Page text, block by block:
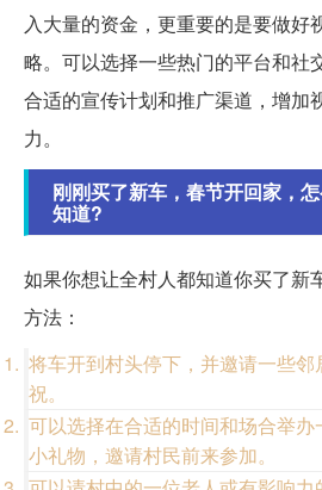
入大量的资金，更重要的是要做好
略。可以选择一些热门的平台和社
合适的宣传计划和推广渠道，增加
力。
刚刚买了新车，春节开回家，
知道?
如果你想让全村人都知道你买了新
方法：
将车开到村头停下，并邀请一些
祝。
可以选择在合适的时间和场合举
小礼物，邀请村民前来参加。